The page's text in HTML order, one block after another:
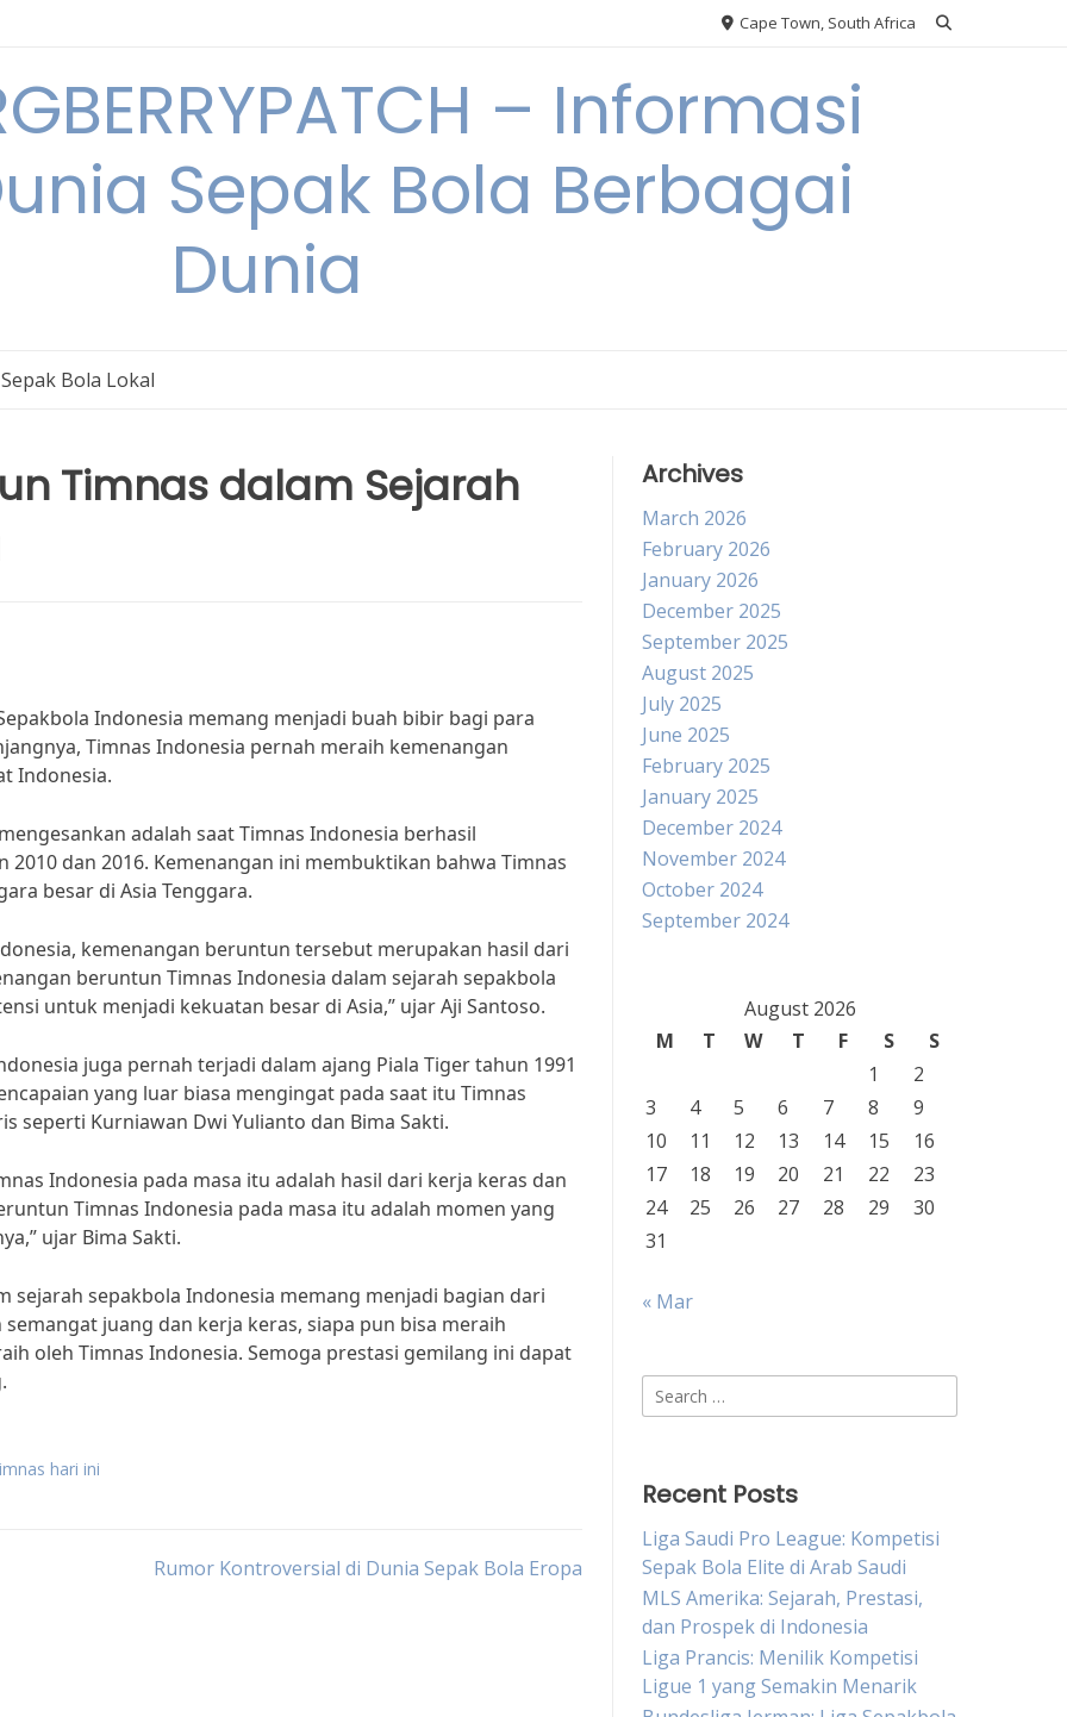
Cape Town, South Africa
– Informasi
Sepak Bola Berbagai
Dunia
Sepak Bola Lokal
Timnas dalam Sejarah
Indonesia memang menjadi buah bibir bagi para
Timnas Indonesia pernah meraih kemenangan
Indonesia.
adalah saat Timnas Indonesia berhasil
2010 dan 2016. Kemenangan ini membuktikan bahwa Timnas
besar di Asia Tenggara.
kemenangan beruntun tersebut merupakan hasil dari
beruntun Timnas Indonesia dalam sejarah sepakbola
untuk menjadi kekuatan besar di Asia,” ujar Aji Santoso.
juga pernah terjadi dalam ajang Piala Tiger tahun 1991
yang luar biasa mengingat pada saat itu Timnas
seperti Kurniawan Dwi Yulianto dan Bima Sakti.
Indonesia pada masa itu adalah hasil dari kerja keras dan
Timnas Indonesia pada masa itu adalah momen yang
ujar Bima Sakti.
sejarah sepakbola Indonesia memang menjadi bagian dari
juang dan kerja keras, siapa pun bisa meraih
oleh Timnas Indonesia. Semoga prestasi gemilang ini dapat
hari ini
Rumor Kontroversial di Dunia Sepak Bola Eropa
Archives
March 2026
February 2026
January 2026
December 2025
September 2025
August 2025
July 2025
June 2025
February 2025
January 2025
December 2024
November 2024
October 2024
September 2024
August 2026
M
T W T F S
S
1
2
3
4 5 6 7 8
9
10
11 12 13 14 15
16
17
18 19 20 21 22
23
24
25 26 27 28 29
30
31
« Mar
Search
for:
Recent Posts
Liga Saudi Pro League: Kompetisi
Sepak Bola Elite di Arab Saudi
MLS Amerika: Sejarah, Prestasi,
dan Prospek di Indonesia
Liga Prancis: Menilik Kompetisi
Ligue 1 yang Semakin Menarik